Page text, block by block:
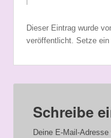
Dieser Eintrag wurde
veröffentlicht. Setze
Schreibe
Deine E-Mail-